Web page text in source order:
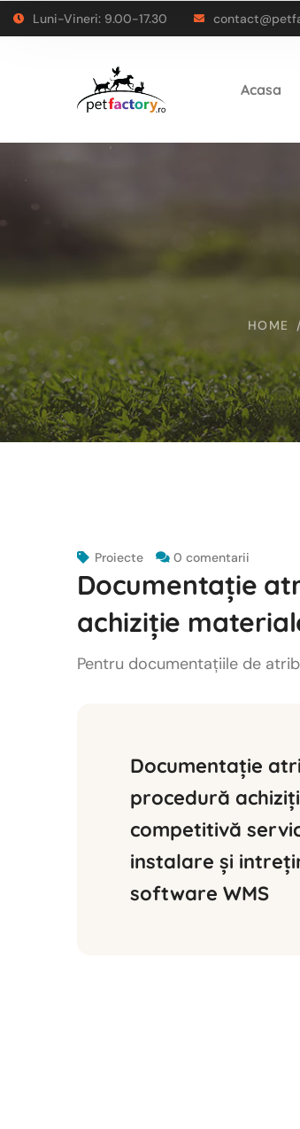
Luni-Vineri: 9.00-17.30
Acasa
HOME
Proiecte 0 comentarii
Documentație
achiziție
Pentru documentațiile de
Documentație
procedură
competitivă
instalare și
software WMS